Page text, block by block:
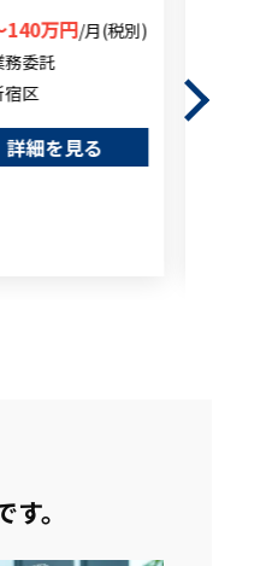
140万円/月(税別)
務委託
宿区
詳細を見る
。